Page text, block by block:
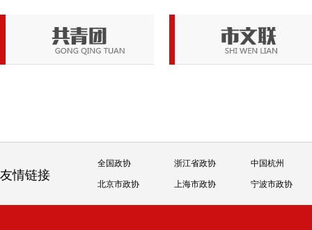
友情链接
全国政协 浙江省政协 中国杭州
北京市政协 上海市政协 宁波市政协